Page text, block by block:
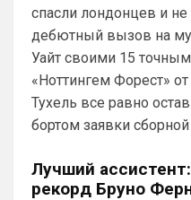
спасли лондонцев и
дебютный вызов на
Уайт своими 15
«Ноттингем Форест»
Тухель все равно
бортом заявки
Лучший
рекорд Бруно